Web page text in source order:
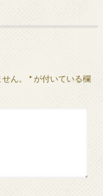
ん。 *が付いている欄